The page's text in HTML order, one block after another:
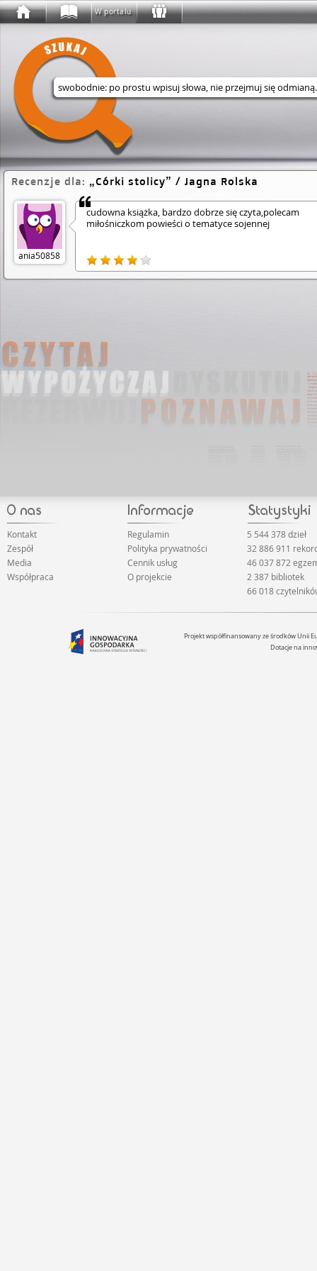
W portalu
Wyszukaj w serwisie
Recenzje dla: Córki stolicy / Jagna Rolska
ania50858
cudowna książka, bardzo dobrze się czyta,polecam
miłośniczkom powieści o tematyce sojennej
Kontakt
Zespół
Media
Współpraca
Regulamin
Polityka prywatności
Cennik usług
O projekcie
5 544 378 dzieł
32 886 911
46 037 872
2 387 bibliotek
66 018
Projekt współfinansowany ze środków Unii
Dotacje na